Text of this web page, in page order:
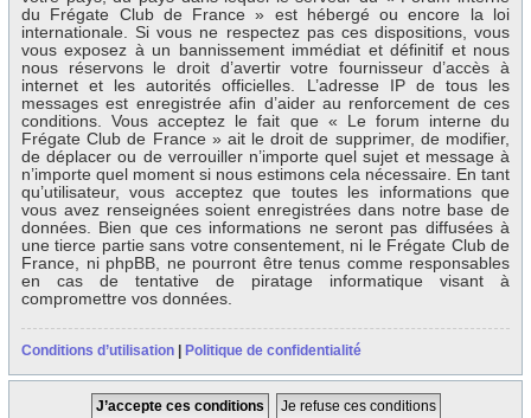
du Frégate Club de France » est hébergé ou encore la loi
internationale. Si vous ne respectez pas ces dispositions, vous
vous exposez à un bannissement immédiat et définitif et nous
nous réservons le droit d’avertir votre fournisseur d’accès à
internet et les autorités officielles. L’adresse IP de tous les
messages est enregistrée afin d’aider au renforcement de ces
conditions. Vous acceptez le fait que « Le forum interne du
Frégate Club de France » ait le droit de supprimer, de modifier,
de déplacer ou de verrouiller n’importe quel sujet et message à
n’importe quel moment si nous estimons cela nécessaire. En tant
qu’utilisateur, vous acceptez que toutes les informations que
vous avez renseignées soient enregistrées dans notre base de
données. Bien que ces informations ne seront pas diffusées à
une tierce partie sans votre consentement, ni le Frégate Club de
France, ni phpBB, ne pourront être tenus comme responsables
en cas de tentative de piratage informatique visant à
compromettre vos données.
Conditions d’utilisation Politique de confidentialité